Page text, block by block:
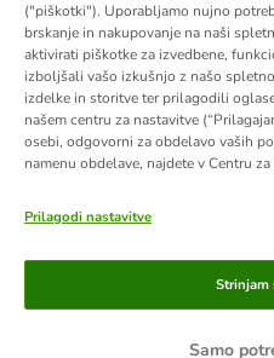
("piškotki"). Uporabljamo nujno
brskanje in nakupovanje na naši
aktivirati piškotke za izvedbene,
izboljšali vašo izkušnjo z našo
izdelke in storitve ter prilagodili
našem centru za nastavitve
osebi, odgovorni za obdelavo vaših
namenu obdelave, najdete v Centru
Prilagodi nastavitve
Samo
Strinjam